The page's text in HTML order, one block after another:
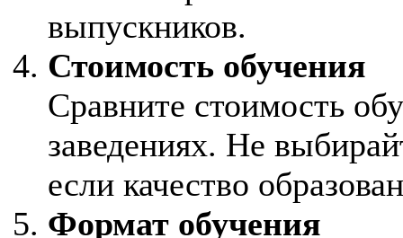
выпускников.
Стоимость обучения
Сравните стоимость
заведениях. Не
если качество
Формат обучения